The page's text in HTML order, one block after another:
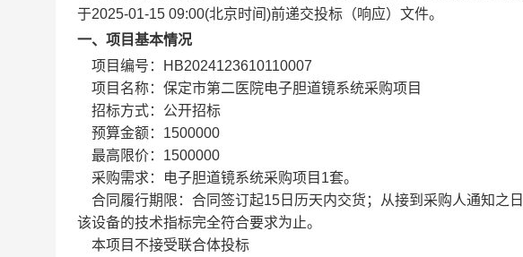
于2025-01-15 09:00(北京时间)前递交投标（响应）文件。
一、项目基本情况
项目编号：HB2024123610110007
项目名称：保定市第二医院电子胆道镜系统采购项目
招标方式：公开招标
预算金额：1500000
最高限价：1500000
采购需求：电子胆道镜系统采购项目1套。
合同履行期限：合同签订起15日历天内交货；从接到采购人通知之
该设备的技术指标完全符合要求为止。
本项目不接受联合体投标